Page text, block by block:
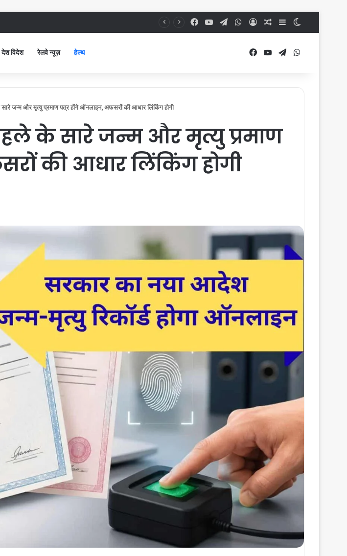
बोलीं, आप खुद बाथरूम में खड़े होकर दिखाओ Facebook
YouTubeTelegramWhatsApp
Log InRandom Article
Sidebar
देश विदेश रेलवे न्यूज़ हेल्थ Facebook
YouTubeTelegram
और मृत्यु प्रमाण पत्र होंगे ऑनलाइन, अफसरों की आधार लिंकिंग होगी
के सारे जन्म और मृत्यु प्रमाण
की आधार लिंकिंग होगी